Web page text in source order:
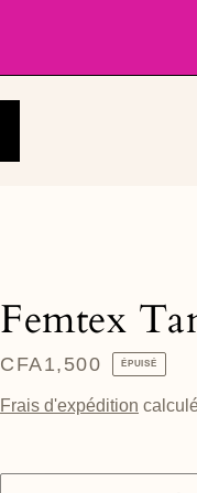
Femtex
Prix
CFA1,500 ÉPUISÉ
Frais d'expédition